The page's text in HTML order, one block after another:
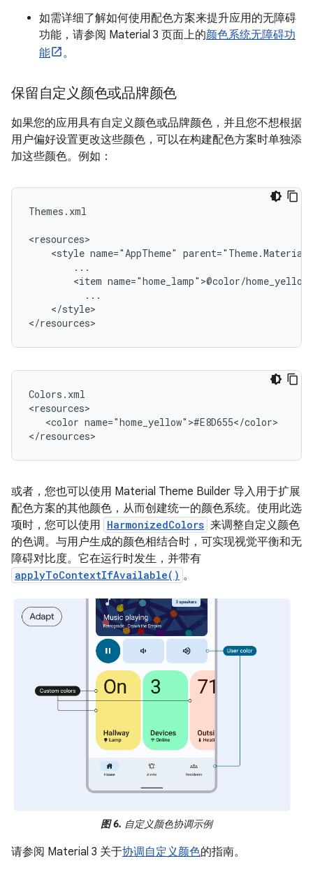
如需详细了解如何使用配色方案来提升应用的无障碍
功能，请参阅 Material 3 页面上的颜色系统无障碍功
能
。
保留自定义颜色或品牌颜色
如果您的应用具有自定义颜色或品牌颜色，并且您不想根据
用户偏好设置更改这些颜色，可以在构建配色方案时单独添
加这些颜色。例如：
Themes.xml
<style name="AppTheme"
<item
</style>
Colors.xml
<color name="home_yellow">#E8D655</color>
或者，您也可以使用 Material Theme Builder 导入用于扩展
配色方案的其他颜色，从而创建统一的颜色系统。使用此选
项时，您可以使用 HarmonizedColors 来调整自定义颜色
的色调。与用户生成的颜色相结合时，可实现视觉平衡和无
障碍对比度。它在运行时发生，并带有
applyToContextIfAvailable() 。
图 6. 自定义颜色协调示例
请参阅 Material 3 关于协调自定义颜色的指南。